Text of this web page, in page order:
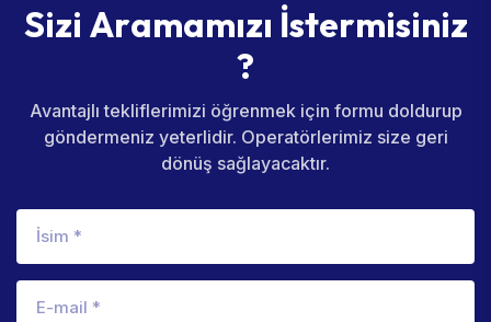
Sizi Aramamızı İstermisiniz
?
Avantajlı tekliflerimizi öğrenmek için formu doldurup
göndermeniz yeterlidir. Operatörlerimiz size geri
dönüş sağlayacaktır.